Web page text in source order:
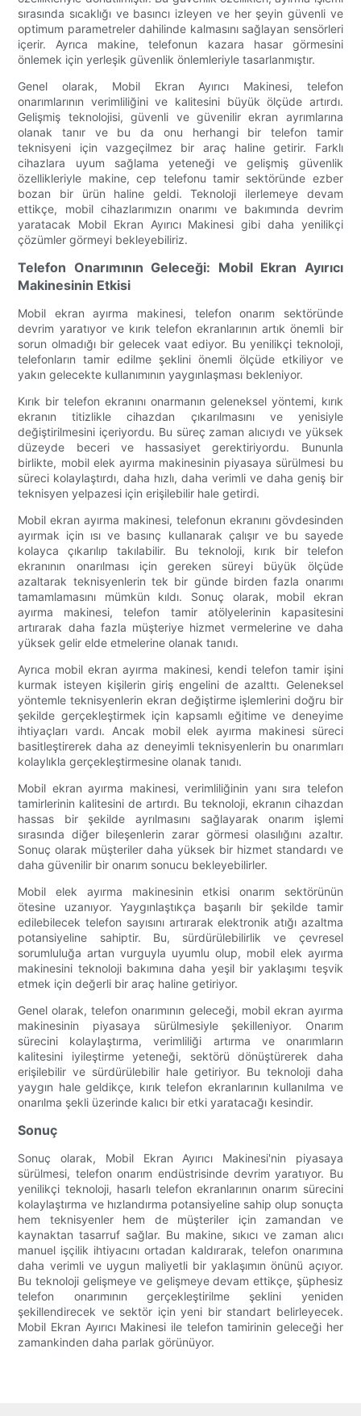
sırasında sıcaklığı ve basıncı izleyen ve her şeyin güvenli ve
optimum parametreler dahilinde kalmasını sağlayan sensörleri
içerir. Ayrıca makine, telefonun kazara hasar görmesini
önlemek için yerleşik güvenlik önlemleriyle tasarlanmıştır.
Genel olarak, Mobil Ekran Ayırıcı Makinesi, telefon
onarımlarının verimliliğini ve kalitesini büyük ölçüde artırdı.
Gelişmiş teknolojisi, güvenli ve güvenilir ekran ayrımlarına
olanak tanır ve bu da onu herhangi bir telefon tamir
teknisyeni için vazgeçilmez bir araç haline getirir. Farklı
cihazlara uyum sağlama yeteneği ve gelişmiş güvenlik
özellikleriyle makine, cep telefonu tamir sektöründe ezber
bozan bir ürün haline geldi. Teknoloji ilerlemeye devam
ettikçe, mobil cihazlarımızın onarımı ve bakımında devrim
yaratacak Mobil Ekran Ayırıcı Makinesi gibi daha yenilikçi
çözümler görmeyi bekleyebiliriz.
Telefon Onarımının Geleceği: Mobil Ekran Ayırıcı
Makinesinin Etkisi
Mobil ekran ayırma makinesi, telefon onarım sektöründe
devrim yaratıyor ve kırık telefon ekranlarının artık önemli bir
sorun olmadığı bir gelecek vaat ediyor. Bu yenilikçi teknoloji,
telefonların tamir edilme şeklini önemli ölçüde etkiliyor ve
yakın gelecekte kullanımının yaygınlaşması bekleniyor.
Kırık bir telefon ekranını onarmanın geleneksel yöntemi, kırık
ekranın titizlikle cihazdan çıkarılmasını ve yenisiyle
değiştirilmesini içeriyordu. Bu süreç zaman alıcıydı ve yüksek
düzeyde beceri ve hassasiyet gerektiriyordu. Bununla
birlikte, mobil elek ayırma makinesinin piyasaya sürülmesi bu
süreci kolaylaştırdı, daha hızlı, daha verimli ve daha geniş bir
teknisyen yelpazesi için erişilebilir hale getirdi.
Mobil ekran ayırma makinesi, telefonun ekranını gövdesinden
ayırmak için ısı ve basınç kullanarak çalışır ve bu sayede
kolayca çıkarılıp takılabilir. Bu teknoloji, kırık bir telefon
ekranının onarılması için gereken süreyi büyük ölçüde
azaltarak teknisyenlerin tek bir günde birden fazla onarımı
tamamlamasını mümkün kıldı. Sonuç olarak, mobil ekran
ayırma makinesi, telefon tamir atölyelerinin kapasitesini
artırarak daha fazla müşteriye hizmet vermelerine ve daha
yüksek gelir elde etmelerine olanak tanıdı.
Ayrıca mobil ekran ayırma makinesi, kendi telefon tamir işini
kurmak isteyen kişilerin giriş engelini de azalttı. Geleneksel
yöntemle teknisyenlerin ekran değiştirme işlemlerini doğru bir
şekilde gerçekleştirmek için kapsamlı eğitime ve deneyime
ihtiyaçları vardı. Ancak mobil elek ayırma makinesi süreci
basitleştirerek daha az deneyimli teknisyenlerin bu onarımları
kolaylıkla gerçekleştirmesine olanak tanıdı.
Mobil ekran ayırma makinesi, verimliliğinin yanı sıra telefon
tamirlerinin kalitesini de artırdı. Bu teknoloji, ekranın cihazdan
hassas bir şekilde ayrılmasını sağlayarak onarım işlemi
sırasında diğer bileşenlerin zarar görmesi olasılığını azaltır.
Sonuç olarak müşteriler daha yüksek bir hizmet standardı ve
daha güvenilir bir onarım sonucu bekleyebilirler.
Mobil elek ayırma makinesinin etkisi onarım sektörünün
ötesine uzanıyor. Yaygınlaştıkça başarılı bir şekilde tamir
edilebilecek telefon sayısını artırarak elektronik atığı azaltma
potansiyeline sahiptir. Bu, sürdürülebilirlik ve çevresel
sorumluluğa artan vurguyla uyumlu olup, mobil elek ayırma
makinesini teknoloji bakımına daha yeşil bir yaklaşımı teşvik
etmek için değerli bir araç haline getiriyor.
Genel olarak, telefon onarımının geleceği, mobil ekran ayırma
makinesinin piyasaya sürülmesiyle şekilleniyor. Onarım
sürecini kolaylaştırma, verimliliği artırma ve onarımların
kalitesini iyileştirme yeteneği, sektörü dönüştürerek daha
erişilebilir ve sürdürülebilir hale getiriyor. Bu teknoloji daha
yaygın hale geldikçe, kırık telefon ekranlarının kullanılma ve
onarılma şekli üzerinde kalıcı bir etki yaratacağı kesindir.
Sonuç
Sonuç olarak, Mobil Ekran Ayırıcı Makinesi'nin piyasaya
sürülmesi, telefon onarım endüstrisinde devrim yaratıyor. Bu
yenilikçi teknoloji, hasarlı telefon ekranlarının onarım sürecini
kolaylaştırma ve hızlandırma potansiyeline sahip olup sonuçta
hem teknisyenler hem de müşteriler için zamandan ve
kaynaktan tasarruf sağlar. Bu makine, sıkıcı ve zaman alıcı
manuel işçilik ihtiyacını ortadan kaldırarak, telefon onarımına
daha verimli ve uygun maliyetli bir yaklaşımın önünü açıyor.
Bu teknoloji gelişmeye ve gelişmeye devam ettikçe, şüphesiz
telefon onarımının gerçekleştirilme şeklini yeniden
şekillendirecek ve sektör için yeni bir standart belirleyecek.
Mobil Ekran Ayırıcı Makinesi ile telefon tamirinin geleceği her
zamankinden daha parlak görünüyor.